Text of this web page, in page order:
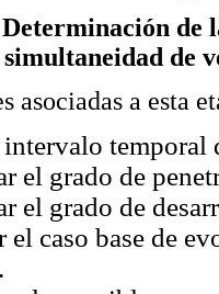
Determinación
simultaneidad de
asociadas a esta
temporal
el grado de
el grado de
el caso base de